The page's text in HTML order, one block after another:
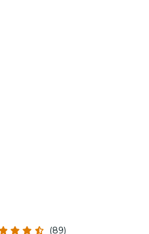
(89)